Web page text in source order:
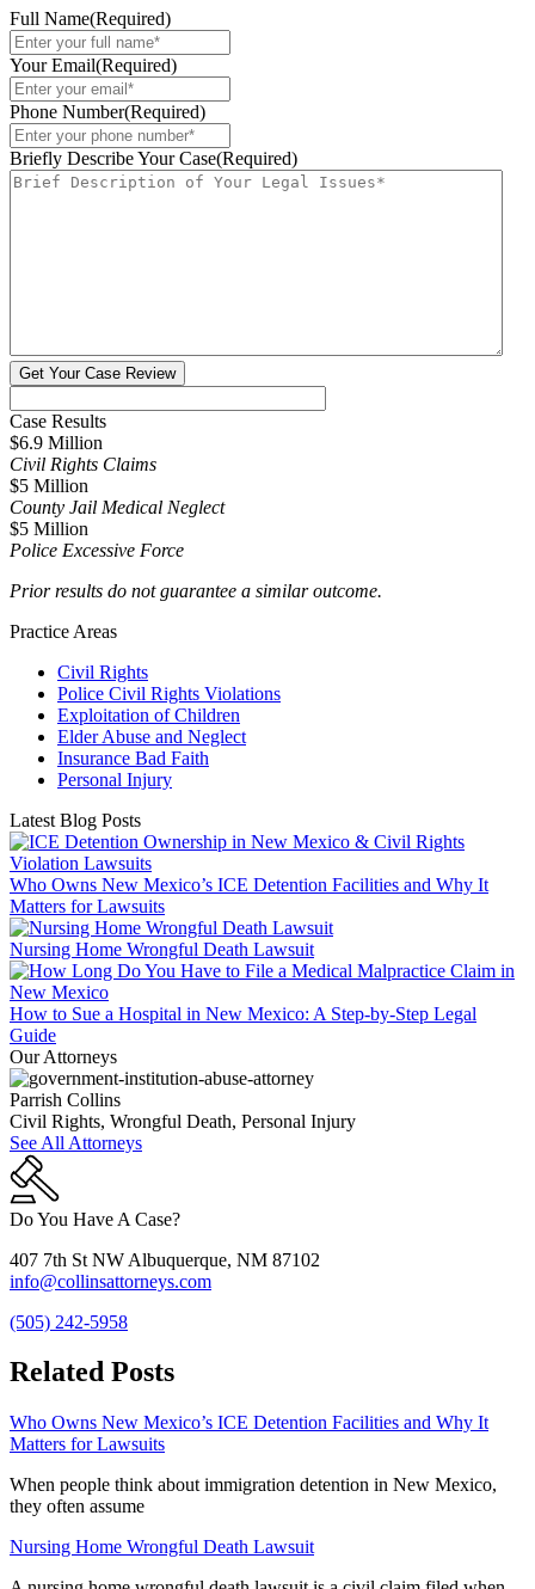
Full Name(Required)
Your Email(Required)
Phone Number(Required)
Briefly Describe Your Case(Required)
Get Your Case Review
Case Results
$6.9 Million
Civil Rights Claims
$5 Million
County Jail Medical Neglect
$5 Million
Police Excessive Force
Prior results do not guarantee a similar outcome.
Practice Areas
Civil Rights
Police Civil Rights Violations
Exploitation of Children
Elder Abuse and Neglect
Insurance Bad Faith
Personal Injury
Latest Blog Posts
Who Owns New Mexico’s ICE Detention Facilities and Why It
Matters for Lawsuits
Nursing Home Wrongful Death Lawsuit
How to Sue a Hospital in New Mexico: A Step-by-Step Legal
Guide
Our Attorneys
Parrish Collins
Civil Rights, Wrongful Death, Personal Injury
See All Attorneys
Do You Have A Case?
407 7th St NW Albuquerque, NM 87102
info@collinsattorneys.com
(505) 242-5958
Related Posts
Who Owns New Mexico’s ICE Detention Facilities and Why It
Matters for Lawsuits
When people think about immigration detention in New Mexico,
they often assume
Nursing Home Wrongful Death Lawsuit